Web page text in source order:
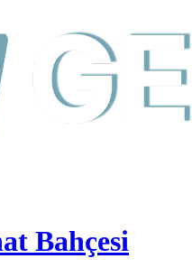
Bahçesi